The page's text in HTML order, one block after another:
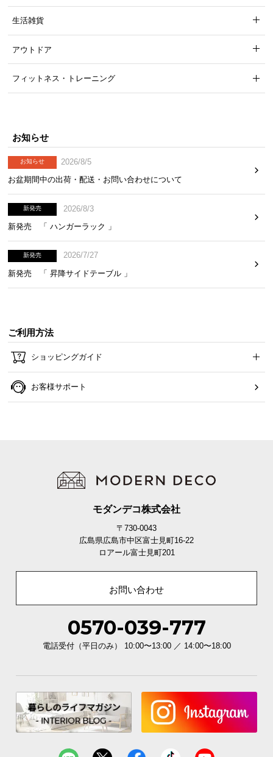
生活雑貨
アウトドア
フィットネス・トレーニング
お知らせ
お知らせ
2026/8/5
お盆期間中の出荷・配送・お問い合わせについて
新発売
2026/8/3
新発売 「 ハンガーラック 」
新発売
2026/7/27
新発売 「 昇降サイドテーブル 」
ご利用方法
ショッピングガイド
お客様サポート
モダンデコ株式会社
〒730-0043
広島県広島市中区富士見町16-22
ロアール富士見町201
お問い合わせ
0570-039-777
電話受付（平日のみ） 10:00〜13:00 ／ 14:00〜18:00